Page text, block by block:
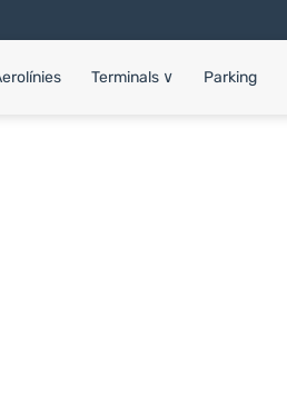
Terminals ∨ Parking